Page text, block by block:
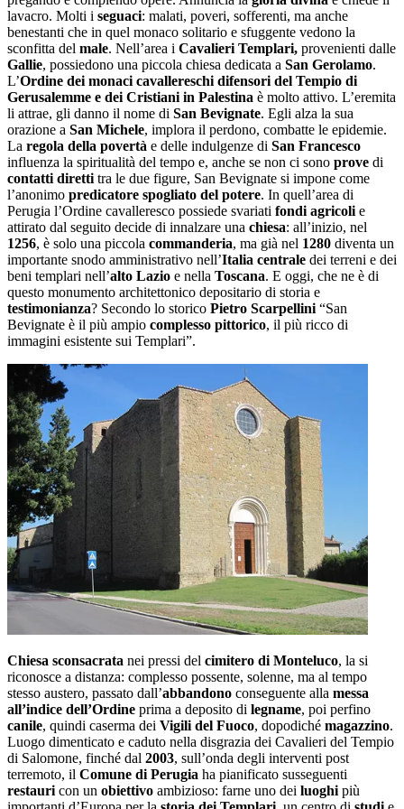
lavacro. Molti i seguaci: malati, poveri, sofferenti, ma anche
benestanti che in quel monaco solitario e sfuggente vedono la
sconfitta del male. Nell’area i Cavalieri Templari, provenienti dalle
Gallie, possiedono una piccola chiesa dedicata a San Gerolamo.
L’Ordine dei monaci cavallereschi difensori del Tempio di
Gerusalemme e dei Cristiani in Palestina è molto attivo. L’eremita
li attrae, gli danno il nome di San Bevignate. Egli alza la sua
orazione a San Michele, implora il perdono, combatte le epidemie.
La regola della povertà e delle indulgenze di San Francesco
influenza la spiritualità del tempo e, anche se non ci sono prove di
contatti diretti tra le due figure, San Bevignate si impone come
l’anonimo predicatore spogliato del potere. In quell’area di
Perugia l’Ordine cavalleresco possiede svariati fondi agricoli e
attirato dal seguito decide di innalzare una chiesa: all’inizio, nel
1256, è solo una piccola commanderia, ma già nel 1280 diventa un
importante snodo amministrativo nell’Italia centrale dei terreni e dei
beni templari nell’alto Lazio e nella Toscana. E oggi, che ne è di
questo monumento architettonico depositario di storia e
testimonianza? Secondo lo storico Pietro Scarpellini “San
Bevignate è il più ampio complesso pittorico, il più ricco di
immagini esistente sui Templari”.
Chiesa sconsacrata nei pressi del cimitero di Monteluco, la si
riconosce a distanza: complesso possente, solenne, ma al tempo
stesso austero, passato dall’abbandono conseguente alla messa
all’indice dell’Ordine prima a deposito di legname, poi perfino
canile, quindi caserma dei Vigili del Fuoco, dopodiché magazzino.
Luogo dimenticato e caduto nella disgrazia dei Cavalieri del Tempio
di Salomone, finché dal 2003, sull’onda degli interventi post
terremoto, il Comune di Perugia ha pianificato susseguenti
restauri con un obiettivo ambizioso: farne uno dei luoghi più